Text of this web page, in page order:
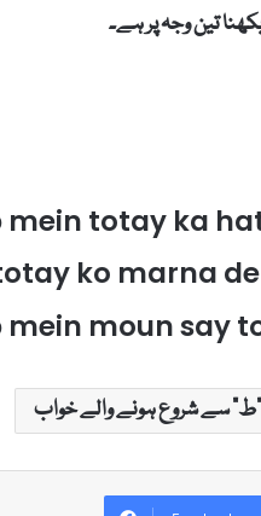
تین وجہ پر ہے۔
mein totay ka
ko marna
mein moun say
سے شروع ہونے والے خواب